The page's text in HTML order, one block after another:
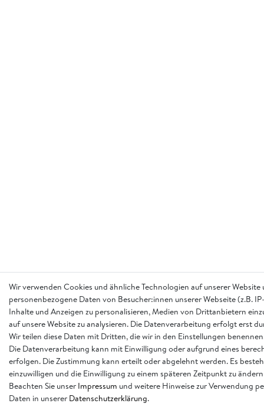
Wir verwenden Cookies und ähnliche Technologien auf unserer
personenbezogene Daten von Besucher:innen unserer Webseite (z.B.
Inhalte und Anzeigen zu personalisieren, Medien von Drittanbietern
auf unsere Website zu analysieren. Die Datenverarbeitung erfolgt erst
Wir teilen diese Daten mit Dritten, die wir in den Einstellungen
Die Datenverarbeitung kann mit Einwilligung oder aufgrund eines
erfolgen. Die Zustimmung kann erteilt oder abgelehnt werden. Es
einzuwilligen und die Einwilligung zu einem späteren Zeitpunkt zu
Beachten Sie unser Impressum und weitere Hinweise zur Verwendung
Daten in unserer Daten­schutz­erklärung.